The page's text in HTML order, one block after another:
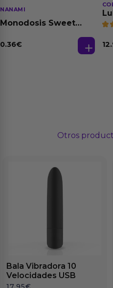
NANAMI
Monodosis Sweet
0.36€
Otros
Bala Vibradora 10
Velocidades USB